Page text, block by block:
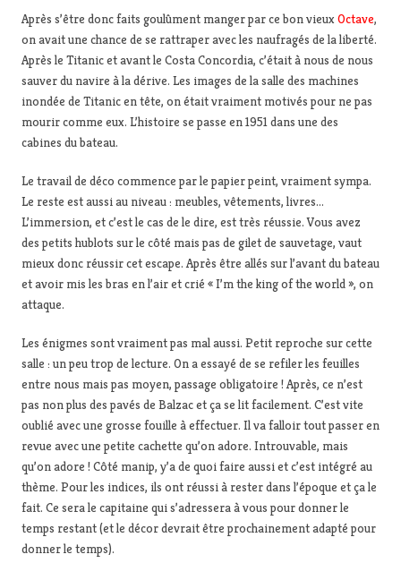
Après s’être donc faits goulûment manger par ce bon vieux Octave,
on avait une chance de se rattraper avec les naufragés de la liberté.
Après le Titanic et avant le Costa Concordia, c’était à nous de nous
sauver du navire à la dérive. Les images de la salle des machines
inondée de Titanic en tête, on était vraiment motivés pour ne pas
mourir comme eux. L’histoire se passe en 1951 dans une des
cabines du bateau.
Le travail de déco commence par le papier peint, vraiment sympa.
Le reste est aussi au niveau : meubles, vêtements, livres…
L’immersion, et c’est le cas de le dire, est très réussie. Vous avez
des petits hublots sur le côté mais pas de gilet de sauvetage, vaut
mieux donc réussir cet escape. Après être allés sur l’avant du bateau
et avoir mis les bras en l’air et crié « I’m the king of the world », on
attaque.
Les énigmes sont vraiment pas mal aussi. Petit reproche sur cette
salle : un peu trop de lecture. On a essayé de se refiler les feuilles
entre nous mais pas moyen, passage obligatoire ! Après, ce n’est
pas non plus des pavés de Balzac et ça se lit facilement. C’est vite
oublié avec une grosse fouille à effectuer. Il va falloir tout passer en
revue avec une petite cachette qu’on adore. Introuvable, mais
qu’on adore ! Côté manip, y’a de quoi faire aussi et c’est intégré au
thème. Pour les indices, ils ont réussi à rester dans l’époque et ça le
fait. Ce sera le capitaine qui s’adressera à vous pour donner le
temps restant (et le décor devrait être prochainement adapté pour
donner le temps).